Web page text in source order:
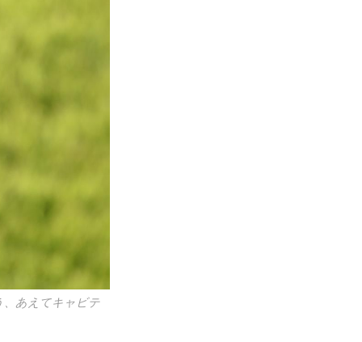
、あえてキャビテ